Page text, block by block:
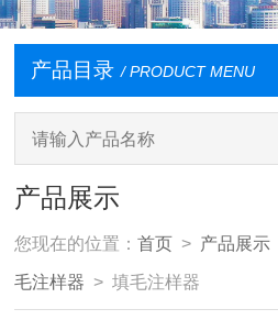
产品目录 / PRODUCT MENU
产品展示
您现在的位置：首页 > 产品展示
毛注样器 > 填毛注样器